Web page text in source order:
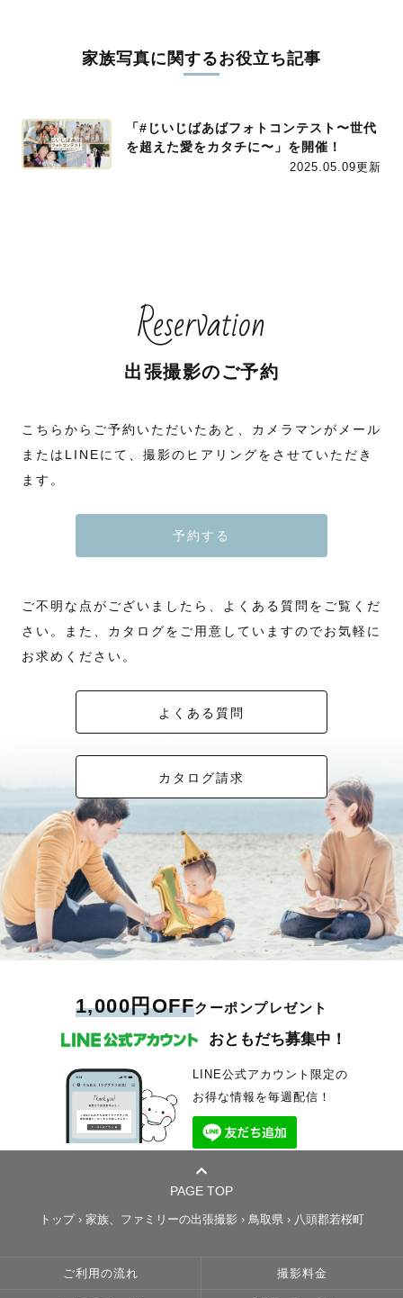
家族写真に関するお役立ち記事
「#じいじばあばフォトコンテスト〜世代
を超えた愛をカタチに〜」を開催！
2025.05.09更新
Reservation
出張撮影のご予約
こちらからご予約いただいたあと、カメラマンがメール
またはLINEにて、撮影のヒアリングをさせていただき
ます。
予約する
ご不明な点がございましたら、よくある質問をご覧くだ
さい。また、カタログをご用意していますのでお気軽に
お求めください。
よくある質問
カタログ請求
1,000円OFFクーポンプレゼント
おともだち募集中！
LINE公式アカウント限定の
お得な情報を毎週配信！
PAGE TOP
トップ› 家族、ファミリーの出張撮影 › 鳥取県 › 八頭郡若桜町
ご利用の流れ 撮影料金